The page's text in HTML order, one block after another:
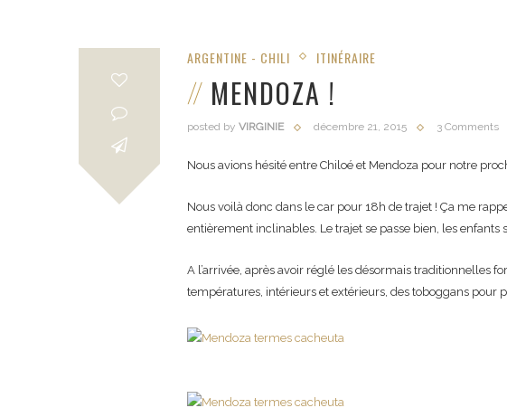
ARGENTINE - CHILI ITINÉRAIRE
MENDOZA !
posted by VIRGINIE décembre 21, 2015 3 Comments
Nous avions hésité entre Chiloé et Mendoza pour notre
Nous voilà donc dans le car pour 18h de trajet ! Ça me
entièrement inclinables. Le trajet se passe bien, les enfants
A l’arrivée, après avoir réglé les désormais traditionnelles
températures, intérieurs et extérieurs, des toboggans pour